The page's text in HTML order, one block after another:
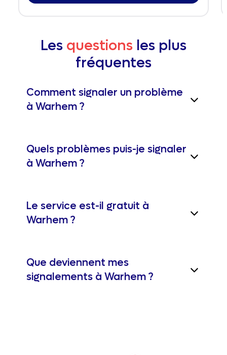
Les questions les plus
fréquentes
Comment signaler un problème
à Warhem ?
Quels problèmes puis-je signaler
à Warhem ?
Le service est-il gratuit à
Warhem ?
Que deviennent mes
signalements à Warhem ?